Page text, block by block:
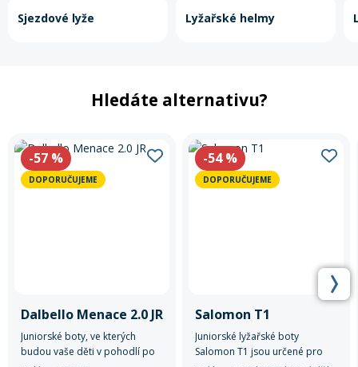
Sjezdové lyže Lyžařské helmy
Hledáte alternativu?
-57 %
DOPORUČUJEME
Dalbello Menace 2.0 JR
Juniorské boty, ve kterých
budou vaše děti v pohodlí po
-54%
DOPORUČUJEME
Salomon T1
Juniorské lyžařské boty
Salomon T1 jsou určené pro